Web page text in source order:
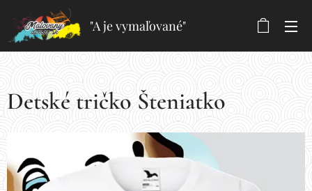
"A je vymaľované"
Detské tričko Šteniatko